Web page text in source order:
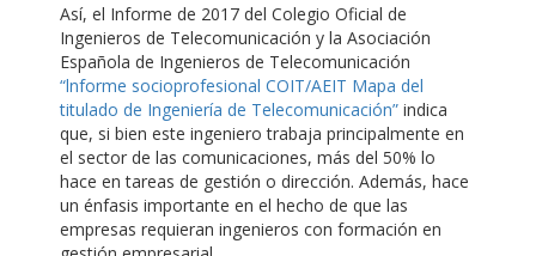
Así, el Informe de 2017 del Colegio Oficial de
Ingenieros de Telecomunicación y la Asociación
Española de Ingenieros de Telecomunicación
“lnforme socioprofesional COIT/AEIT Mapa del
titulado de Ingeniería de Telecomunicación” indica
que, si bien este ingeniero trabaja principalmente en
el sector de las comunicaciones, más del 50% lo
hace en tareas de gestión o dirección. Además, hace
un énfasis importante en el hecho de que las
empresas requieran ingenieros con formación en